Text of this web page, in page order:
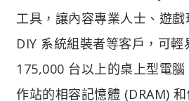
工具，讓內容專業人士、遊
DIY 系統組裝者等客戶，可輕
175,000 台以上的桌上型電
作站的相容記憶體 (DRAM)